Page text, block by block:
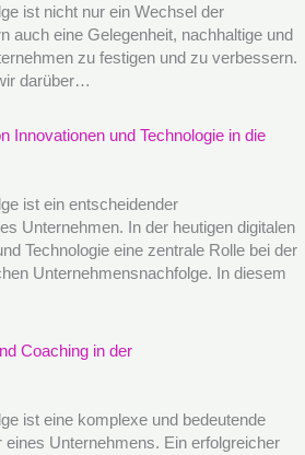
ist nicht nur ein Wechsel der
auch eine Gelegenheit, nachhaltige und
zu festigen und zu verbessern.
darüber…
Innovationen und Technologie in die
ist ein entscheidender
Unternehmen. In der heutigen digitalen
Technologie eine zentrale Rolle bei der
Unternehmensnachfolge. In diesem
Coaching in der
ist eine komplexe und bedeutende
eines Unternehmens. Ein erfolgreicher